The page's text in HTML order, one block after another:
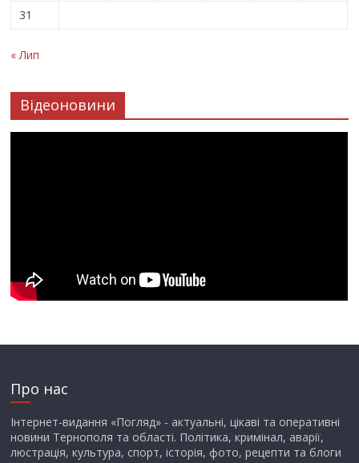
31
« Лип
Відеоновини
Про нас
Інтернет-видання «Погляд» - актуальні, цікаві та оперативні
новини Тернополя та області. Політика, кримінал, аварії,
люстрація, культура, спорт, історія, фото, рецепти та блоги